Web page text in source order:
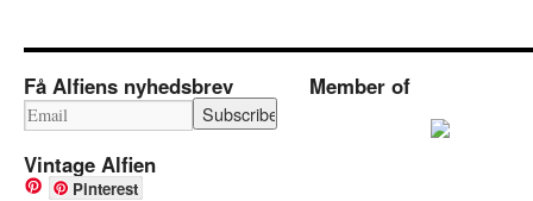
Få Alfiens nyhedsbrev
Vintage Alfien
Pinterest
Member of